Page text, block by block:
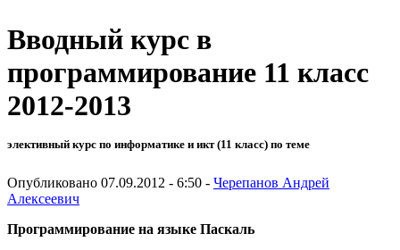
Вводный курс в
программирование 11 класс
2012-2013
элективный курс по информатике и икт (11 класс) по теме
Опубликовано 07.09.2012 - 6:50 - Черепанов Андрей
Алексеевич
Программирование на языке Паскаль